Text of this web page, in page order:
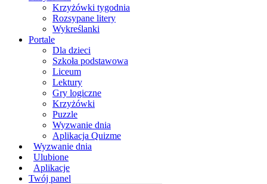
Krzyżówki tygodnia
Rozsypane litery
Wykreślanki
Portale
Dla dzieci
Szkoła podstawowa
Liceum
Lektury
Gry logiczne
Krzyżówki
Puzzle
Wyzwanie dnia
Aplikacja Quizme
Wyzwanie dnia
Ulubione
Aplikacje
Twój panel